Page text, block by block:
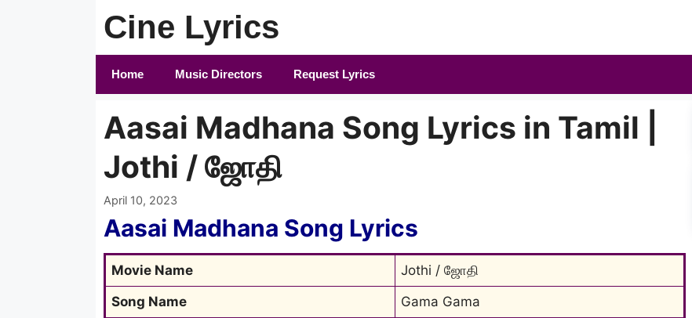
Cine Lyrics
Home Music Directors Request Lyrics
Aasai Madhana Song Lyrics in Tamil |
Jothi / ஜோதி
April 10, 2023
Aasai Madhana Song Lyrics
Movie Name
Jothi / ஜோதி
Song Name
Gama Gama